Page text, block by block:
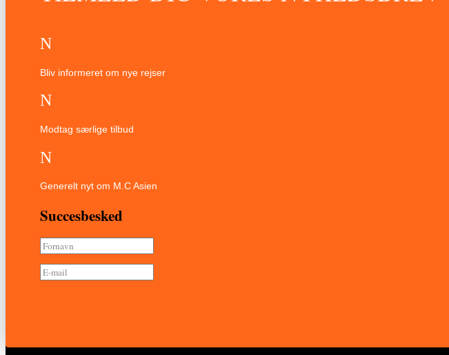
N
Bliv informeret om nye rejser
N
Modtag særlige tilbud
N
Generelt nyt om M.C Asien
Succesbesked